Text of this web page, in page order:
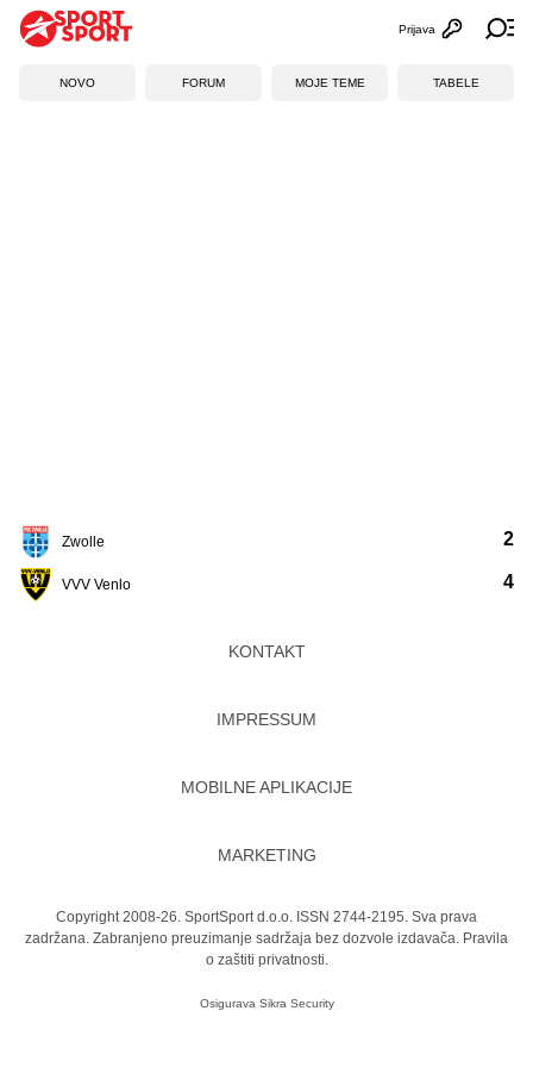
Otvori
Prijava
NOVO FORUM MOJE TEME TABELE
Zwolle
VVV Venlo
2
4
KONTAKT
IMPRESSUM
MOBILNE APLIKACIJE
MARKETING
Copyright 2008-26. SportSport d.o.o. ISSN 2744-2195. Sva prava
zadržana. Zabranjeno preuzimanje sadržaja bez dozvole izdavača. Pravila
o zaštiti privatnosti.
Osigurava Sikra Security